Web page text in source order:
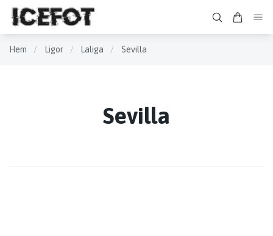
Hem / Ligor / Laliga / Sevilla
Sevilla